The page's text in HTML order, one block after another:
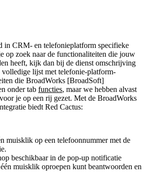
in CRM- en telefonieplatform specifieke
op zoek naar de functionaliteiten die jouw
heeft, kijk dan bij de dienst omschrijving
volledige lijst met telefonie-platform-
die BroadWorks [BroadSoft]
onder tab functies, maar we hebben alvast
je op een rij gezet. Met de BroadWorks
biedt Red Cactus:
muisklik op een telefoonnummer met de
beschikbaar in de pop-up notificatie
muisklik oproepen kunt beantwoorden en